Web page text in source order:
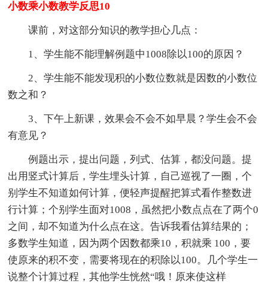
小数乘小数教学反思10
课前，对这部分知识的教学担心几点：
1、学生能不能理解例题中1008除以100的原因？
2、学生能不能发现积的小数位数就是因数的小数位
数之和？
3、下午上新课，效果会不会不如早晨？学生会不会
有意见？
例题出示，提出问题，列式、估算，都没问题。提
出用竖式计算后，学生埋头计算，自己巡视了一圈，个
别学生不知道如何计算，便轻声提醒把算式看作整数进
行计算；个别学生面对1008，虽然把小数点点在了两个0
之间，却不知道为什么点在这。告诉我看估算结果的；
多数学生知道，因为两个因数都乘10，积就乘 100，要
使原来的积不变，需要将现在的积除以100。几个学生一
说整个计算过程，其他学生恍然“哦！原来使这样